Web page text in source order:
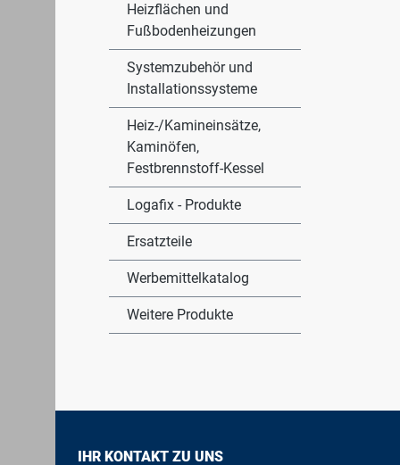
Heizflächen und
Fußbodenheizungen
Systemzubehör und
Installationssysteme
Heiz-/Kamineinsätze,
Kaminöfen,
Festbrennstoff-Kessel
Logafix - Produkte
Ersatzteile
Werbemittelkatalog
Weitere Produkte
IHR KONTAKT ZU UNS